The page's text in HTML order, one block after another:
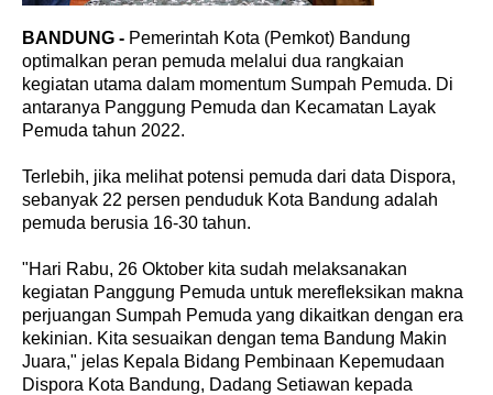
BANDUNG - Pemerintah Kota (Pemkot) Bandung
optimalkan peran pemuda melalui dua rangkaian
kegiatan utama dalam momentum Sumpah Pemuda. Di
antaranya Panggung Pemuda dan Kecamatan Layak
Pemuda tahun 2022.
Terlebih, jika melihat potensi pemuda dari data Dispora,
sebanyak 22 persen penduduk Kota Bandung adalah
pemuda berusia 16-30 tahun.
"Hari Rabu, 26 Oktober kita sudah melaksanakan
kegiatan Panggung Pemuda untuk merefleksikan makna
perjuangan Sumpah Pemuda yang dikaitkan dengan era
kekinian. Kita sesuaikan dengan tema Bandung Makin
Juara," jelas Kepala Bidang Pembinaan Kepemudaan
Dispora Kota Bandung, Dadang Setiawan kepada